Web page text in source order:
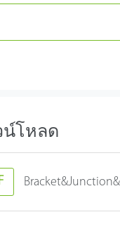
น์โหลด